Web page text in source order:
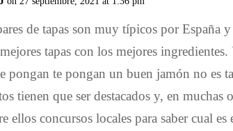
de tapas son muy típicos por España
tapas con los mejores
pongan te pongan un buen jamón no es
tienen que ser destacados y, en muchas
ellos concursos locales para saber cual es